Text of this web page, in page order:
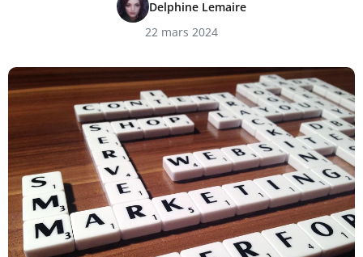
Delphine Lemaire
22 mars 2024